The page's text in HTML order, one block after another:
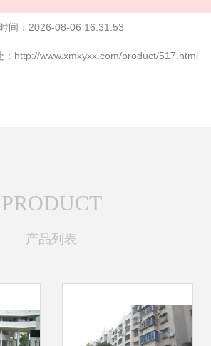
间：2026-08-06 16:31:53
：http://www.xmxyxx.com/product/517.html
PRODUCT
产品列表